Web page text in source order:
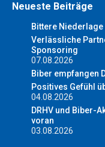
Neueste Beiträge
Bittere
Verlässliche
Sponsoring
07.08.2026
Biber empfangen
Positives Gefühl
04.08.2026
DRHV und Biber-
voran
03.08.2026